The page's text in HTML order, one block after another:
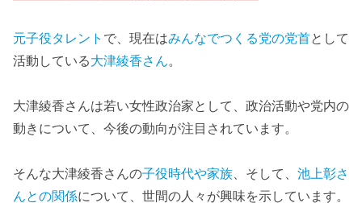
元子役タレント で、現在はみんなでつくる党の党首として
活動している大津綾香さん。
大津綾香さんは若い女性政治家として、政治活動や党内の
動きについて、今後の動向が注目されています。
そんな大津綾香さんの子役時代や家族、そして、 池上彰さ
んとの関係について、世間の人々が興味を示しています。